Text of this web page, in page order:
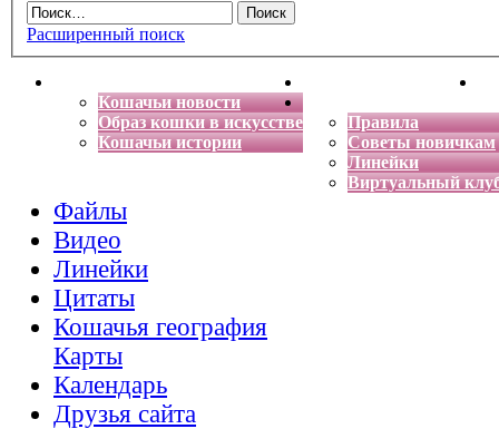
Расширенный поиск
Кошачьи новости
Образ кошки в искусстве
Кошачьи истории
Энциклопедия кошек
Правила
Советы новичкам
Линейки
Виртуальный
Файлы
Видео
Линейки
Цитаты
Кошачья география
Карты
Календарь
Друзья сайта